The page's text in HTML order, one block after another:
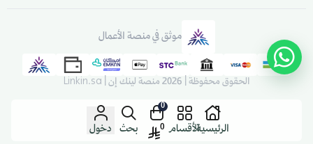
الرئيسيةالأقسام
0
0
بحث دخول
موثق في منصة الأعمال
الحقوق محفوظة | 2026 منصة لينك إن | Linkin.sa